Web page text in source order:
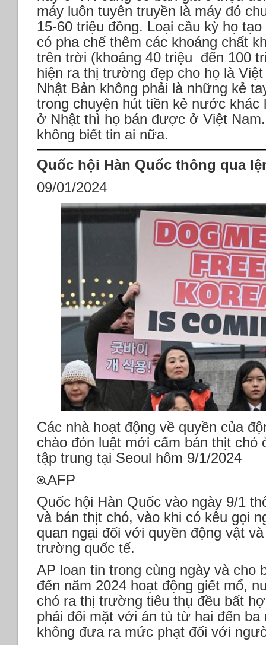
máy luôn tuyên truyền là máy đó
15-60 triệu đồng. Loại cầu kỳ họ
có pha chế thêm các khoáng chất
trên trời (khoảng 40 triệu đến 100
hiện ra thị trường đẹp cho họ là
Nhật Bản không phải là những kẻ
trong chuyện hút tiền kẻ nước khác
ở Nhật thì họ bán được ở Việt
không biết tin ai nữa.
Quốc hội Hàn Quốc thông qua
09/01/2024
Các nhà hoạt động về quyền của
chào đón luật mới cấm bán thịt chó
tập trung tại Seoul hôm 9/1/2024
AFP
Quốc hội Hàn Quốc vào ngày 9/1
và bán thịt chó, vào khi có kêu gọi
quan ngại đối với quyền động vật
trường quốc tế.
AP loan tin trong cùng ngày và cho
đến năm 2024 hoạt động giết mổ,
chó ra thị trường tiêu thụ đều bất
phải đối mặt với án tù từ hai đến ba
không đưa ra mức phạt đối với